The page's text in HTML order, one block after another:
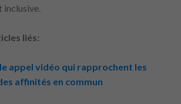
inclusive.
liés:
appel vidéo qui rapprochent les
affinités en commun